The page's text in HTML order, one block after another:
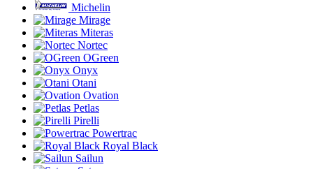
Michelin
Mirage
Miteras
Nortec
OGreen
Onyx
Otani
Ovation
Petlas
Pirelli
Powertrac
Royal Black
Sailun